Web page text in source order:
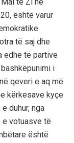
është varur
të saj dhe
edhe të partive
bashkëpunimi i
në qeveri e aq më
kërkesave kyçe
e duhur, nga
e votuasve të
është